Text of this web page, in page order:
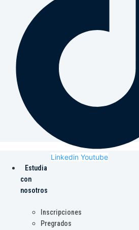
Linkedin Youtube
Estudia
con
nosotros
Inscripciones
Pregrados